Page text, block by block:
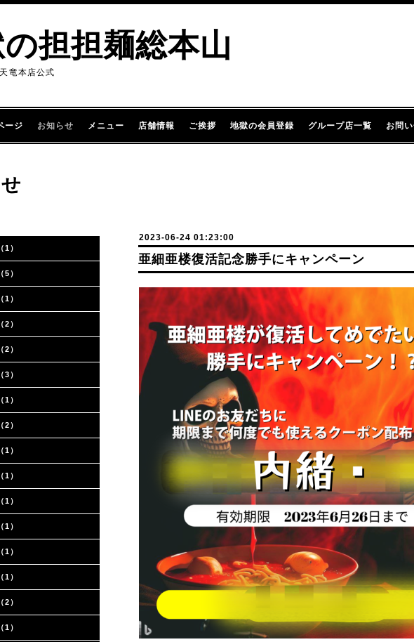
担担麺総本山
竜本店公式
ージ お知らせ メニュー 店舗情報 ご挨拶 地獄の会員登録 グループ店一覧 お問
1）
5）
1）
2）
2）
3）
1）
2）
1）
1）
1）
1）
1）
1）
2）
1）
2023-06-24 01:23:00
亜細亜楼復活記念勝手にキャンペーン